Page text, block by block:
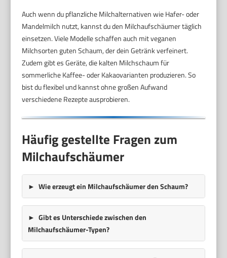
Auch wenn du pflanzliche Milchalternativen wie Hafer- oder
Mandelmilch nutzt, kannst du den Milchaufschäumer täglich
einsetzen. Viele Modelle schaffen auch mit veganen
Milchsorten guten Schaum, der dein Getränk verfeinert.
Zudem gibt es Geräte, die kalten Milchschaum für
sommerliche Kaffee- oder Kakaovarianten produzieren. So
bist du flexibel und kannst ohne großen Aufwand
verschiedene Rezepte ausprobieren.
Häufig gestellte Fragen zum
Milchaufschäumer
Wie erzeugt ein Milchaufschäumer den Schaum?
Gibt es Unterschiede zwischen den
Milchaufschäumer-Typen?